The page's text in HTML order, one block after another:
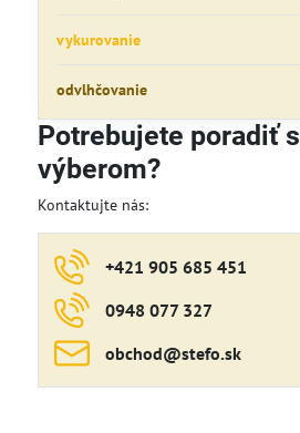
vykurovanie
odvlhčovanie
Potrebujete poradiť s
výberom?
Kontaktujte nás:
+421 905 685 451
0948 077 327
obchod​@stefo​.sk